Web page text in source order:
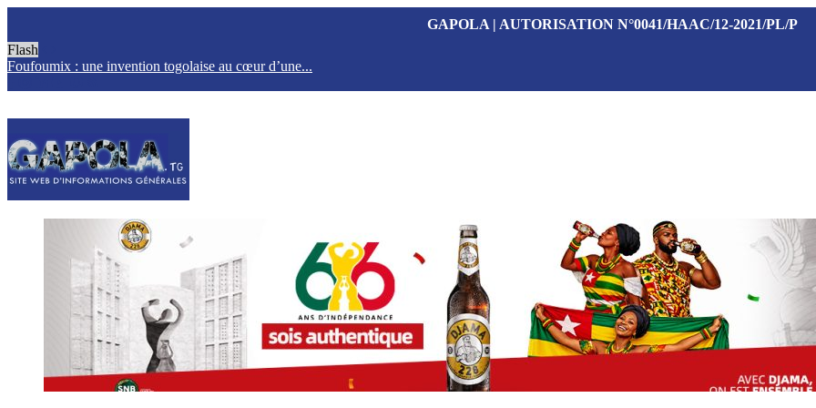
GAPOLA | AUTORISATION N°0041/HAAC/12-2021/PL/P
Flash
Foufoumix : une invention togolaise au cœur d’une...